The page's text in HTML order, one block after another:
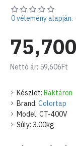
ellenáll az időjárás
színét. A háromszög
válik, és kellemes
A kút felszerelése:
Javasoljuk,
40×40 cm-es
föld szintje alatt
A kút erre a
Készlet: Raktáron
Brand: Colortap
Model: CT-400V
Súly: 3.00kg
0 vélemény alapján.
Nettó ár: 59,606Ft